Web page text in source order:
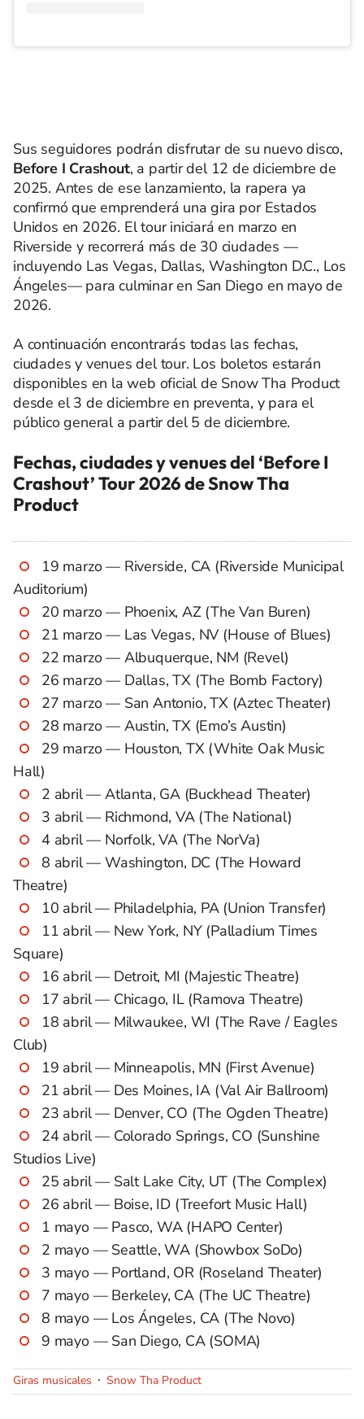
Sus seguidores podrán disfrutar de su nuevo disco,
Before I Crashout, a partir del 12 de diciembre de
2025. Antes de ese lanzamiento, la rapera ya
confirmó que emprenderá una gira por Estados
Unidos en 2026. El tour iniciará en marzo en
Riverside y recorrerá más de 30 ciudades —
incluyendo Las Vegas, Dallas, Washington D.C., Los
Ángeles— para culminar en San Diego en mayo de
2026.
A continuación encontrarás todas las fechas,
ciudades y venues del tour. Los boletos estarán
disponibles en la web oficial de Snow Tha Product
desde el 3 de diciembre en preventa, y para el
público general a partir del 5 de diciembre.
Fechas, ciudades y venues del ‘Before I
Crashout’ Tour 2026 de Snow Tha
Product
19 marzo — Riverside, CA (Riverside Municipal
Auditorium)
20 marzo — Phoenix, AZ (The Van Buren)
21 marzo — Las Vegas, NV (House of Blues)
22 marzo — Albuquerque, NM (Revel)
26 marzo — Dallas, TX (The Bomb Factory)
27 marzo — San Antonio, TX (Aztec Theater)
28 marzo — Austin, TX (Emo’s Austin)
29 marzo — Houston, TX (White Oak Music
Hall)
2 abril — Atlanta, GA (Buckhead Theater)
3 abril — Richmond, VA (The National)
4 abril — Norfolk, VA (The NorVa)
8 abril — Washington, DC (The Howard
Theatre)
10 abril — Philadelphia, PA (Union Transfer)
11 abril — New York, NY (Palladium Times
Square)
16 abril — Detroit, MI (Majestic Theatre)
17 abril — Chicago, IL (Ramova Theatre)
18 abril — Milwaukee, WI (The Rave / Eagles
Club)
19 abril — Minneapolis, MN (First Avenue)
21 abril — Des Moines, IA (Val Air Ballroom)
23 abril — Denver, CO (The Ogden Theatre)
24 abril — Colorado Springs, CO (Sunshine
Studios Live)
25 abril — Salt Lake City, UT (The Complex)
26 abril — Boise, ID (Treefort Music Hall)
1 mayo — Pasco, WA (HAPO Center)
2 mayo — Seattle, WA (Showbox SoDo)
3 mayo — Portland, OR (Roseland Theater)
7 mayo — Berkeley, CA (The UC Theatre)
8 mayo — Los Ángeles, CA (The Novo)
9 mayo — San Diego, CA (SOMA)
Giras musicales Snow Tha Product